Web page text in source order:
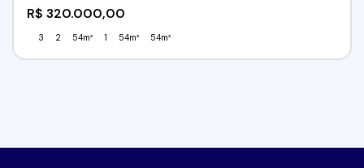
R$ 320.000,00
3 2 54m² 1 54m² 54m²